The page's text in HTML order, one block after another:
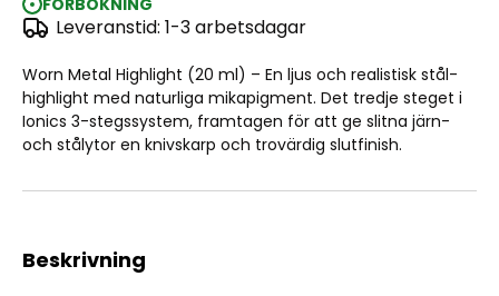
FÖRBOKNING
Leveranstid: 1-3 arbetsdagar
Worn Metal Highlight (20 ml) – En ljus och realistisk stål-
highlight med naturliga mikapigment. Det tredje steget i
Ionics 3-stegssystem, framtagen för att ge slitna järn-
och stålytor en knivskarp och trovärdig slutfinish.
Beskrivning